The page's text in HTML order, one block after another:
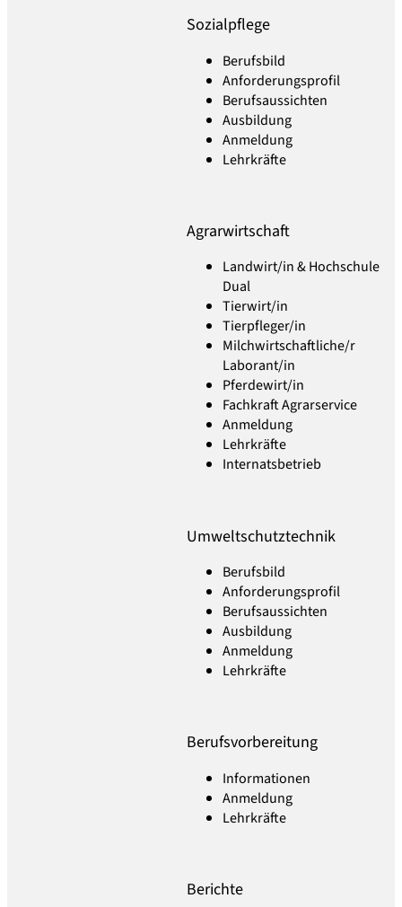
Sozialpflege
Berufsbild
Anforderungsprofil
Berufsaussichten
Ausbildung
Anmeldung
Lehrkräfte
Agrarwirtschaft
Landwirt/in & Hochschule
Dual
Tierwirt/in
Tierpfleger/in
Milchwirtschaftliche/r
Laborant/in
Pferdewirt/in
Fachkraft Agrarservice
Anmeldung
Lehrkräfte
Internatsbetrieb
Umweltschutztechnik
Berufsbild
Anforderungsprofil
Berufsaussichten
Ausbildung
Anmeldung
Lehrkräfte
Berufsvorbereitung
Informationen
Anmeldung
Lehrkräfte
Berichte